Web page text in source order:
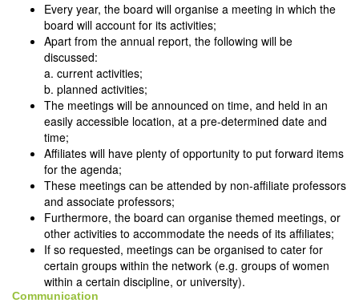
Every year, the board will organise a meeting in which the
board will account for its activities;
Apart from the annual report, the following will be
discussed:
a. current activities;
b. planned activities;
The meetings will be announced on time, and held in an
easily accessible location, at a pre-determined date and
time;
Affiliates will have plenty of opportunity to put forward items
for the agenda;
These meetings can be attended by non-affiliate professors
and associate professors;
Furthermore, the board can organise themed meetings, or
other activities to accommodate the needs of its affiliates;
If so requested, meetings can be organised to cater for
certain groups within the network (e.g. groups of women
within a certain discipline, or university).
Communication